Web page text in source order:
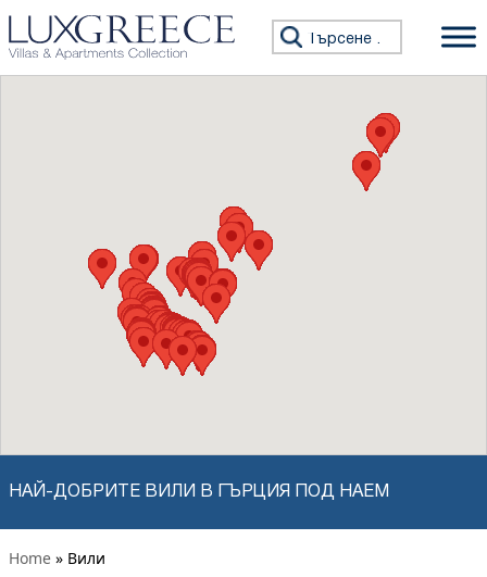
Премини към съдържанието
Търсене за:
НАЙ-ДОБРИТЕ ВИЛИ В ГЪРЦИЯ ПОД НАЕМ
Home » Вили